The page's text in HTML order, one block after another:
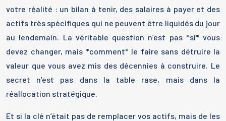
votre réalité : un bilan à tenir, des salaires à payer et des
actifs très spécifiques qui ne peuvent être liquidés du jour
au lendemain. La véritable question n’est pas *si* vous
devez changer, mais *comment* le faire sans détruire la
valeur que vous avez mis des décennies à construire. Le
secret n’est pas dans la table rase, mais dans la
réallocation stratégique.
Et si la clé n’était pas de remplacer vos actifs, mais de les